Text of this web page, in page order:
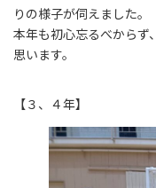
りの様子が伺えました。
本年も初心忘るべからず
思います。
【３、４年】